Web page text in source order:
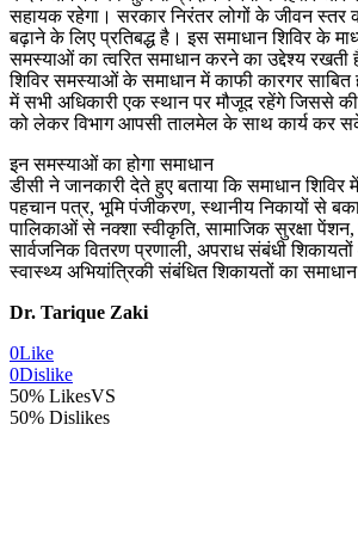
सहायक रहेगा। सरकार निरंतर लोगों के जीवन स्तर
बढ़ाने के लिए प्रतिबद्ध है। इस समाधान शिविर के
समस्याओं का त्वरित समाधान करने का उद्देश्य
शिविर समस्याओं के समाधान में काफी कारगर साबित
में सभी अधिकारी एक स्थान पर मौजूद रहेंगे जिससे
को लेकर विभाग आपसी तालमेल के साथ कार्य कर
इन समस्याओं का होगा समाधान
डीसी ने जानकारी देते हुए बताया कि समाधान शिविर में
पहचान पत्र, भूमि पंजीकरण, स्थानीय निकायों से
पालिकाओं से नक्शा स्वीकृति, सामाजिक सुरक्षा
सार्वजनिक वितरण प्रणाली, अपराध संबंधी
स्वास्थ्य अभियांत्रिकी संबंधित शिकायतों का समाधान
Dr. Tarique Zaki
0Like
0Dislike
50% LikesVS
50% Dislikes